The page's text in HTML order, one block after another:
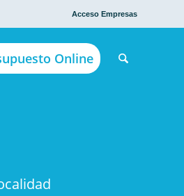
Acceso Empresas
Online